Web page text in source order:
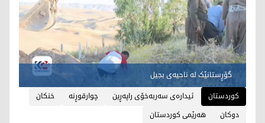
گۆڕستانێک لە ناحیەی بجیل
کوردستان
ئیدارەی سەربەخۆی راپەڕین چوارقوڕنە
خنکان
دوکان
هەرێمی کوردستان